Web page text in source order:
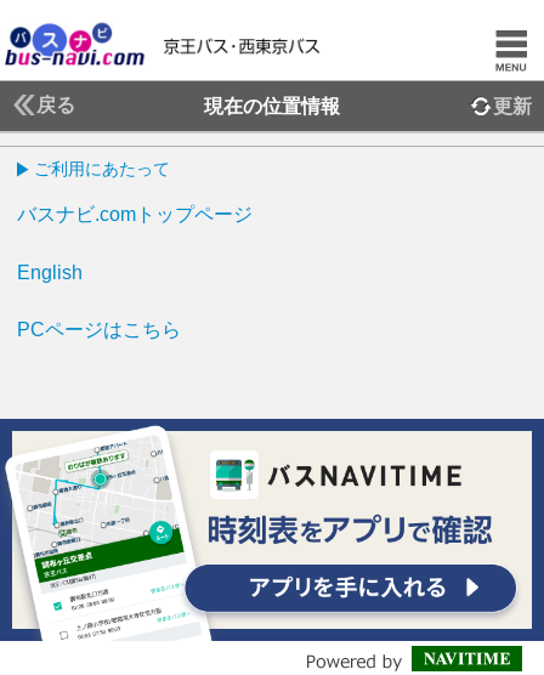
戻る 現在の位置情報 更新
ご利用にあたって
バスナビ.comトップページ
English
PCページはこちら